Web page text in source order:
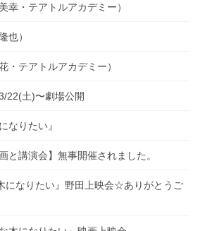
幸・テアトルアカデミー）
也）
・テアトルアカデミー）
22(土)〜劇場公開
なりたい』
と講演会】無事開催されました。
になりたい』野田上映会☆ありがとうご